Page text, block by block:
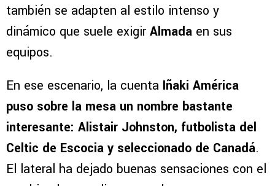
también se adapten al estilo intenso y
dinámico que suele exigirAlmada en sus
equipos.
En ese escenario, la cuenta Iñaki América
puso sobre la mesa un nombre bastante
interesante: Alistair Johnston, futbolista del
Celtic de Escocia y seleccionado de Canadá.
El lateral ha dejado buenas sensaciones con el